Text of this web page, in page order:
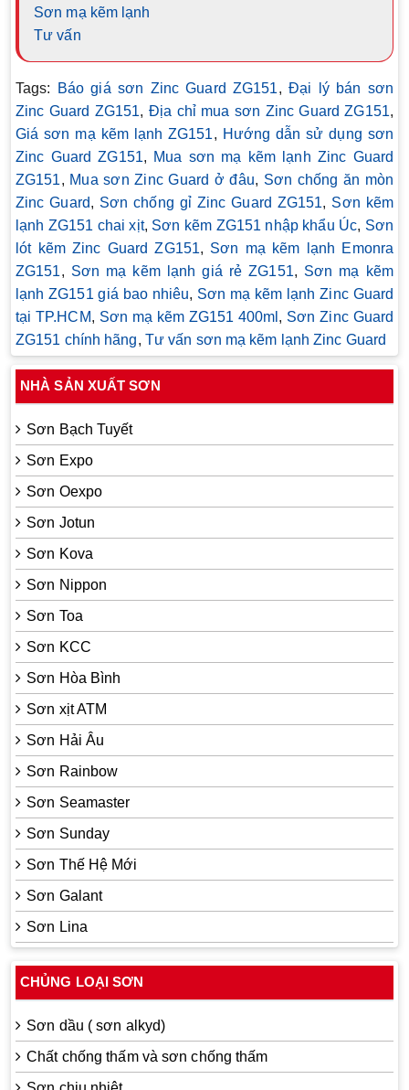
Sơn mạ kẽm lạnh
Tư vấn
Tags: Báo giá sơn Zinc Guard ZG151, Đại lý bán sơn
Zinc Guard ZG151, Địa chỉ mua sơn Zinc Guard ZG151,
Giá sơn mạ kẽm lạnh ZG151, Hướng dẫn sử dụng sơn
Zinc Guard ZG151, Mua sơn mạ kẽm lạnh Zinc Guard
ZG151, Mua sơn Zinc Guard ở đâu, Sơn chống ăn mòn
Zinc Guard, Sơn chống gỉ Zinc Guard ZG151, Sơn kẽm
lạnh ZG151 chai xịt, Sơn kẽm ZG151 nhập khẩu Úc, Sơn
lót kẽm Zinc Guard ZG151, Sơn mạ kẽm lạnh Emonra
ZG151, Sơn mạ kẽm lạnh giá rẻ ZG151, Sơn mạ kẽm
lạnh ZG151 giá bao nhiêu, Sơn mạ kẽm lạnh Zinc Guard
tại TP.HCM, Sơn mạ kẽm ZG151 400ml , Sơn Zinc Guard
ZG151 chính hãng, Tư vấn sơn mạ kẽm lạnh Zinc Guard
NHÀ SẢN XUẤT SƠN
Sơn Bạch Tuyết
Sơn Expo
Sơn Oexpo
Sơn Jotun
Sơn Kova
Sơn Nippon
Sơn Toa
Sơn KCC
Sơn Hòa Bình
Sơn xịt ATM
Sơn Hải Âu
Sơn Rainbow
Sơn Seamaster
Sơn Sunday
Sơn Thế Hệ Mới
Sơn Galant
Sơn Lina
CHỦNG LOẠI SƠN
Sơn dầu ( sơn alkyd)
Chất chống thấm và sơn chống thấm